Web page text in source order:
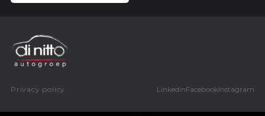
Privacy policy LinkedinFacebookInstagram